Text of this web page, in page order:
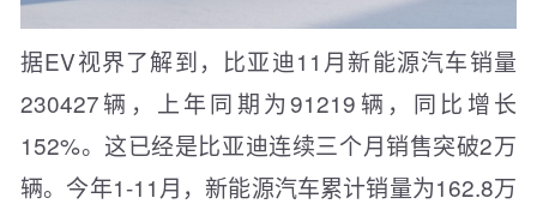
据EV视界了解到，比亚迪11月新能源汽车销量
230427辆，上年同期为91219辆，同比增长
152%。这已经是比亚迪连续三个月销售突破2万
辆。今年1-11月，新能源汽车累计销量为162.8万